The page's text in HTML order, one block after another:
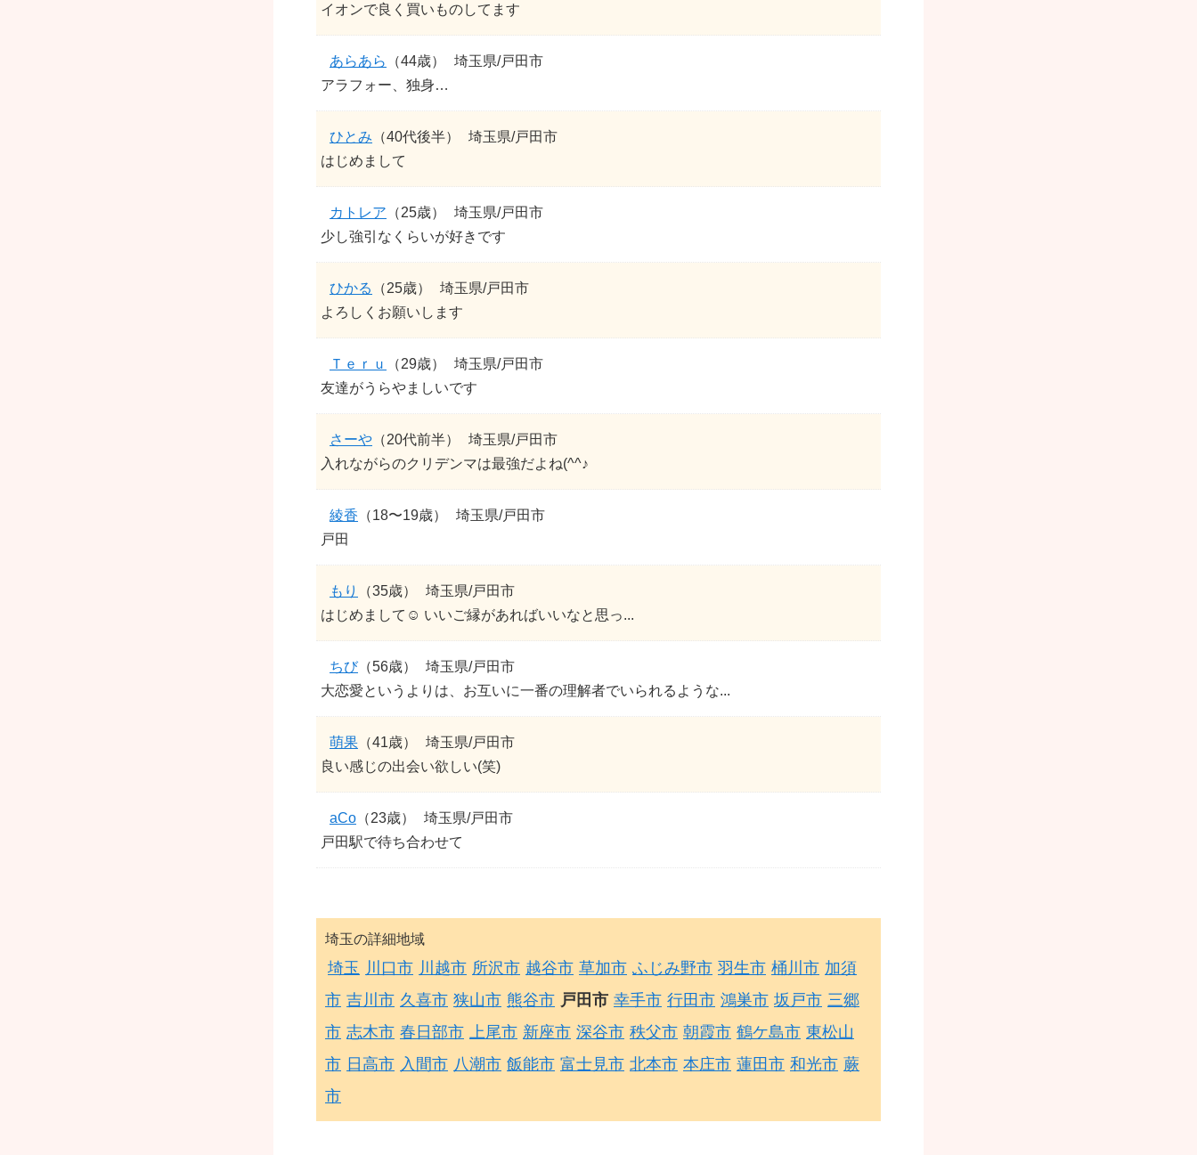
イオンで良く買いものしてます
あらあら （44歳）
埼玉県/戸田市
アラフォー、独身…
ひとみ （40代後半）
埼玉県/戸田市
はじめまして
カトレア （25歳）
埼玉県/戸田市
少し強引なくらいが好きです
ひかる （25歳）
埼玉県/戸田市
よろしくお願いします
Ｔｅｒｕ （29歳）
埼玉県/戸田市
友達がうらやましいです
さーや （20代前半）
埼玉県/戸田市
入れながらのクリデンマは最強だよね(^^♪
綾香 （18〜19歳）
埼玉県/戸田市
戸田
もり （35歳）
埼玉県/戸田市
はじめまして☺️ いいご縁があればいいなと思っ...
ちび（56歳）
埼玉県/戸田市
大恋愛というよりは、お互いに一番の理解者でいられるような...
萌果 （41歳）
埼玉県/戸田市
良い感じの出会い欲しい(笑)
aCo （23歳）
埼玉県/戸田市
戸田駅で待ち合わせて
埼玉の詳細地域
埼玉 川口市 川越市 所沢市 越谷市 草加市 ふじみ野市 羽生市 桶川市 加須
市 吉川市 久喜市 狭山市 熊谷市 戸田市 幸手市 行田市 鴻巣市 坂戸市 三郷
市 志木市 春日部市 上尾市 新座市 深谷市 秩父市 朝霞市 鶴ケ島市 東松山
市 日高市 入間市 八潮市 飯能市 富士見市 北本市 本庄市 蓮田市 和光市 蕨
市